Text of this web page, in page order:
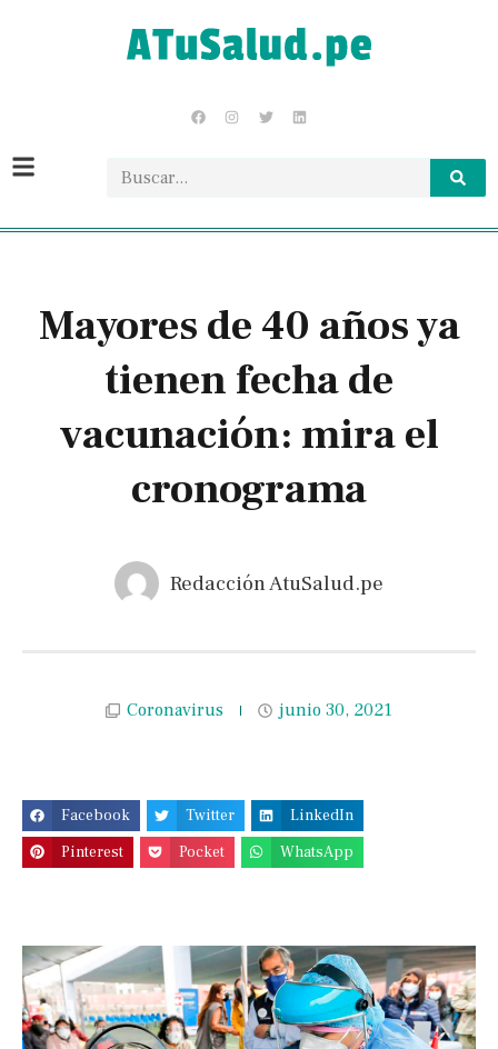
Mayores de 40 años ya
tienen fecha de
vacunación: mira el
cronograma
Redacción AtuSalud.pe
Coronavirus junio 30, 2021
Facebook Twitter
LinkedIn
Pinterest
Pocket WhatsApp